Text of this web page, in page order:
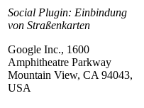
Social Plugin: Einbindung
von Straßenkarten
Google Inc., 1600
Amphitheatre Parkway
Mountain View, CA 94043,
USA